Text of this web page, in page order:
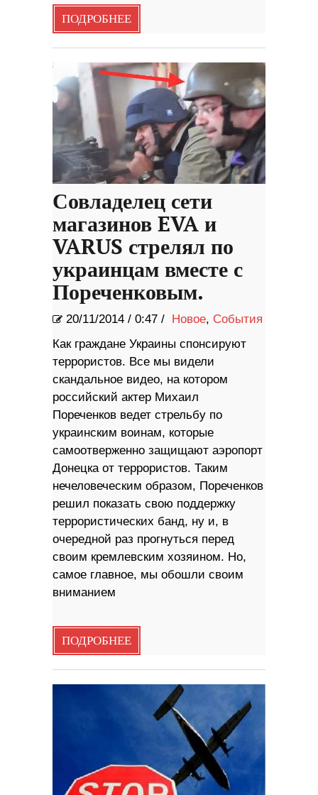
ПОДРОБНЕЕ
Совладелец сети
магазинов EVA и
VARUS стрелял по
украинцам вместе с
Пореченковым.
20/11/2014 / 0:47 / Новое, События
Как граждане Украины спонсируют
террористов. Все мы видели
скандальное видео, на котором
российский актер Михаил
Пореченков ведет стрельбу по
украинским воинам, которые
самоотверженно защищают аэропорт
Донецка от террористов. Таким
нечеловеческим образом, Пореченков
решил показать свою поддержку
террористических банд, ну и, в
очередной раз прогнуться перед
своим кремлевским хозяином. Но,
самое главное, мы обошли своим
вниманием
ПОДРОБНЕЕ